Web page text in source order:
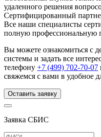
удаленного решения
Сертифицированный
Все наши специалисты
полную профессиональную
Вы можете ознакомиться с
системы и задать все
телефону +7 (499) 702-70-07
свяжемся с вами в удобное
Оставить заявку
Заявка СБИС